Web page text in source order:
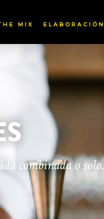
MIX ELABORACIÓN
combinada o solo.